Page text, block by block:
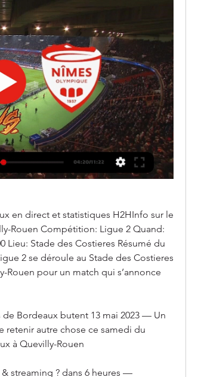
en direct et statistiques H2HInfo sur le
Rouen Compétition: Ligue 2 Quand:
Lieu: Stade des Costieres Résumé du
2 se déroule au Stade des Costieres
Rouen pour un match qui s’annonce
de Bordeaux butent 13 mai 2023 — Un
autre chose ce samedi du
à Quevilly-Rouen
streaming ? dans 6 heures —